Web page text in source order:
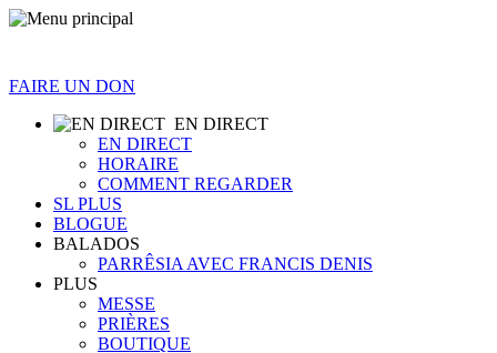
FAIRE UN DON
EN DIRECT
EN DIRECT
HORAIRE
COMMENT REGARDER
SL PLUS
BLOGUE
BALADOS
PARRÊSIA AVEC FRANCIS DENIS
PLUS
MESSE
PRIÈRES
BOUTIQUE